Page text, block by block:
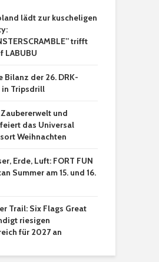
lädt zur kuscheligen
trifft
LABUBU
Bilanz der 26. DRK-
in Tripsdrill
und
das Universal
Weihnachten
Erde, Luft: FORT FUN
Summer am 15. und 16.
Trail: Six Flags Great
riesigen
für 2027 an